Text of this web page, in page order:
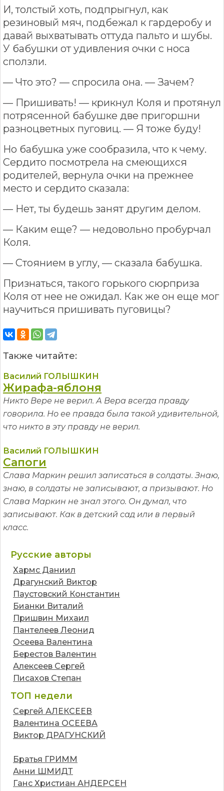
И, толстый хоть, подпрыгнул, как
резиновый мяч, подбежал к гардеробу и
давай выхватывать оттуда пальто и шубы.
У бабушки от удивления очки с носа
сползли.
— Что это? — спросила она. — Зачем?
— Пришивать! — крикнул Коля и протянул
потрясенной бабушке две пригоршни
разноцветных пуговиц. — Я тоже буду!
Но бабушка уже сообразила, что к чему.
Сердито посмотрела на смеющихся
родителей, вернула очки на прежнее
место и сердито сказала:
— Нет, ты будешь занят другим делом.
— Каким еще? — недовольно пробурчал
Коля.
— Стоянием в углу, — сказала бабушка.
Признаться, такого горького сюрприза
Коля от нее не ожидал. Как же он еще мог
научиться пришивать пуговицы?
Также читайте:
Василий ГОЛЫШКИН
Жирафа-яблоня
Никто Вере не верил. А Вера всегда правду
говорила. Но ее правда была такой удивительной,
что никто в эту правду не верил.
Василий ГОЛЫШКИН
Сапоги
Слава Маркин решил записаться в солдаты. Знаю,
знаю, в солдаты не записывают, а призывают. Но
Слава Маркин не знал этого. Он думал, что
записывают. Как в детский сад или в первый
класс.
Русские авторы
Хармс Даниил
Драгунский Виктор
Паустовский Константин
Бианки Виталий
Пришвин Михаил
Пантелеев Леонид
Осеева Валентина
Берестов Валентин
Алексеев Сергей
Писахов Степан
ТОП недели
Сергей АЛЕКСЕЕВ
Валентина ОСЕЕВА
Виктор ДРАГУНСКИЙ
Братья ГРИММ
Анни ШМИДТ
Ганс Христиан АНДЕРСЕН